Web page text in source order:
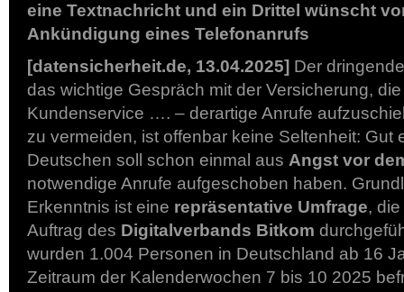
eine Textnachricht und ein Drittel wünscht
Ankündigung eines Telefonanrufs
[datensicherheit.de, 13.04.2025] Der
das wichtige Gespräch mit der Versicherung,
Kundenservice …. – derartige Anrufe
zu vermeiden, ist offenbar keine Seltenheit: Gut
Deutschen soll schon einmal aus Angst vor
notwendige Anrufe aufgeschoben haben.
Erkenntnis ist eine repräsentative Umfrage,
Auftrag des Digitalverbands Bitkom
wurden 1.004 Personen in Deutschland ab 16
Zeitraum der Kalenderwochen 7 bis 10 2025